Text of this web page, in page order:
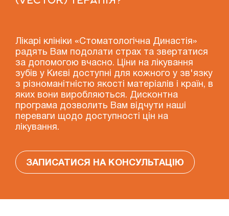
Лікарі клініки «Стоматологічна Династія»
радять Вам подолати страх та звертатися
за допомогою вчасно. Ціни на лікування
зубів у Києві доступні для кожного у зв'язку
з різноманітністю якості матеріалів і країн, в
яких вони виробляються. Дисконтна
програма дозволить Вам відчути наші
переваги щодо доступності цін на
лікування.
ЗАПИСАТИСЯ НА КОНСУЛЬТАЦІЮ